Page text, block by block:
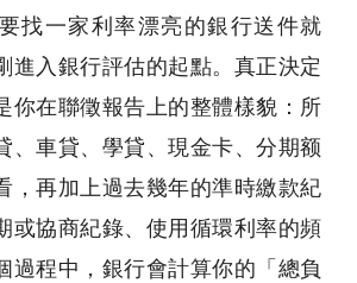
找一家利率漂亮的銀行送件就
進入銀行評估的起點。真正決定
你在聯徵報告上的整體樣貌：所
、車貸、學貸、現金卡、分期额
，再加上過去幾年的準時繳款紀
或協商紀錄、使用循環利率的頻
過程中，銀行會計算你的「總負